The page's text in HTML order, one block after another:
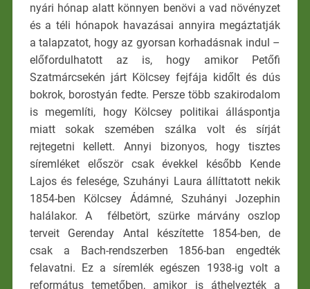
nyári hónap alatt könnyen benövi a vad növényzet
és a téli hónapok havazásai annyira megáztatják
a talapzatot, hogy az gyorsan korhadásnak indul –
előfordulhatott az is, hogy amikor Petőfi
Szatmárcsekén járt Kölcsey fejfája kidőlt és dús
bokrok, borostyán fedte. Persze több szakirodalom
is megemlíti, hogy Kölcsey politikai álláspontja
miatt sokak szemében szálka volt és sírját
rejtegetni kellett. Annyi bizonyos, hogy tisztes
síremléket először csak évekkel később Kende
Lajos és felesége, Szuhányi Laura állíttatott nekik
1854-ben Kölcsey Ádámné, Szuhányi Jozephin
halálakor. A félbetört, szürke márvány oszlop
terveit Gerenday Antal készítette 1854-ben, de
csak a Bach-rendszerben 1856-ban engedték
felavatni. Ez a síremlék egészen 1938-ig volt a
református temetőben, amikor is áthelyezték a